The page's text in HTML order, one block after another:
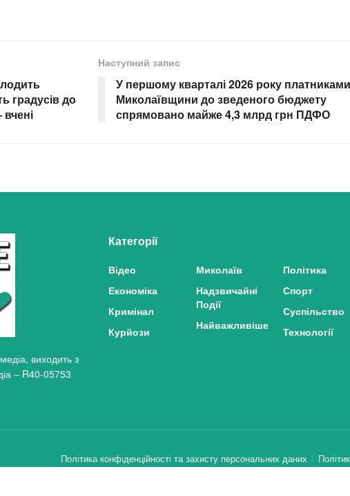
градусів до
Наступний запис
У першому кварталі 2026 року платниками
Миколаївщини до зведеного бюджету
спрямовано майже 4,3 млрд грн ПДФО
виходить з
– R40-05753
Категорії
Відео
Економіка
Кримінал
Курйози
Миколаїв
Надзвичайні
Події
Найважливіше
Політика
Спорт
Суспільство
Технології
Політика конфіденційності та захисту персональних даних